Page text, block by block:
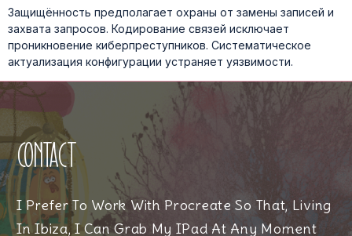
Защищённость предполагает охраны от замены записей и
захвата запросов. Кодирование связей исключает
проникновение киберпреступников. Систематическое
актуализация конфигурации устраняет уязвимости.
Contact
I Prefer To Work With Procreate So That, Living
In Ibiza, I Can Grab My IPad At Any Moment